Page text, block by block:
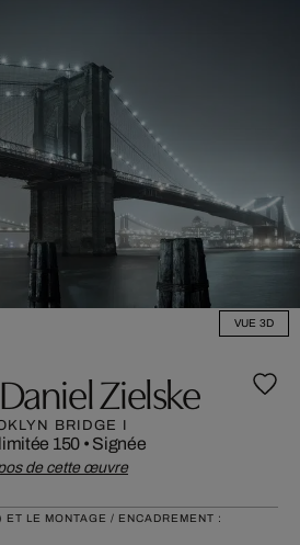
VUE 3D
Zielske
BRIDGE I
150 • Signée
de cette œuvre
LE MONTAGE / ENCADREMENT :